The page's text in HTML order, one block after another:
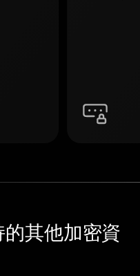
其他加密資